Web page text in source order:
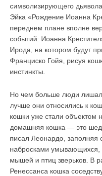
символизирующего
Эйка «Рождение Иоанна
переднем плане вполне
событий: Иоанна
Ирода, на котором будут
Франциско Гойя, рисуя
инстинкты.
Но чем больше люди
лучше они относились к
кошки уже стали объектом
домашняя кошка — это
писал Леонардо, заполняя
набросками
мышей и птиц зверьков. В
Ренессанса кошка